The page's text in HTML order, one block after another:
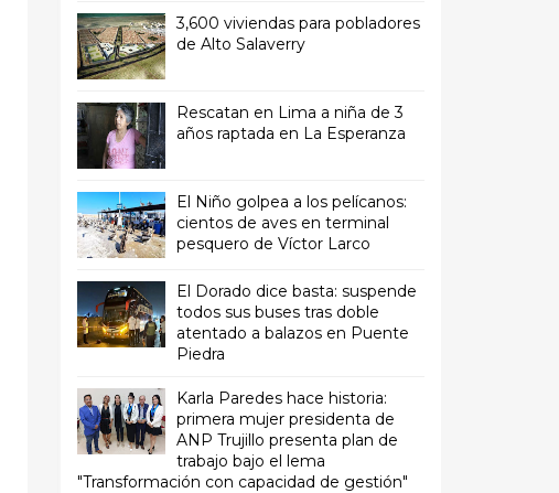
3,600 viviendas para pobladores
de Alto Salaverry
Rescatan en Lima a niña de 3
años raptada en La Esperanza
El Niño golpea a los pelícanos:
cientos de aves en terminal
pesquero de Víctor Larco
El Dorado dice basta: suspende
todos sus buses tras doble
atentado a balazos en Puente
Piedra
Karla Paredes hace historia:
primera mujer presidenta de
ANP Trujillo presenta plan de
trabajo bajo el lema
"Transformación con capacidad de gestión"